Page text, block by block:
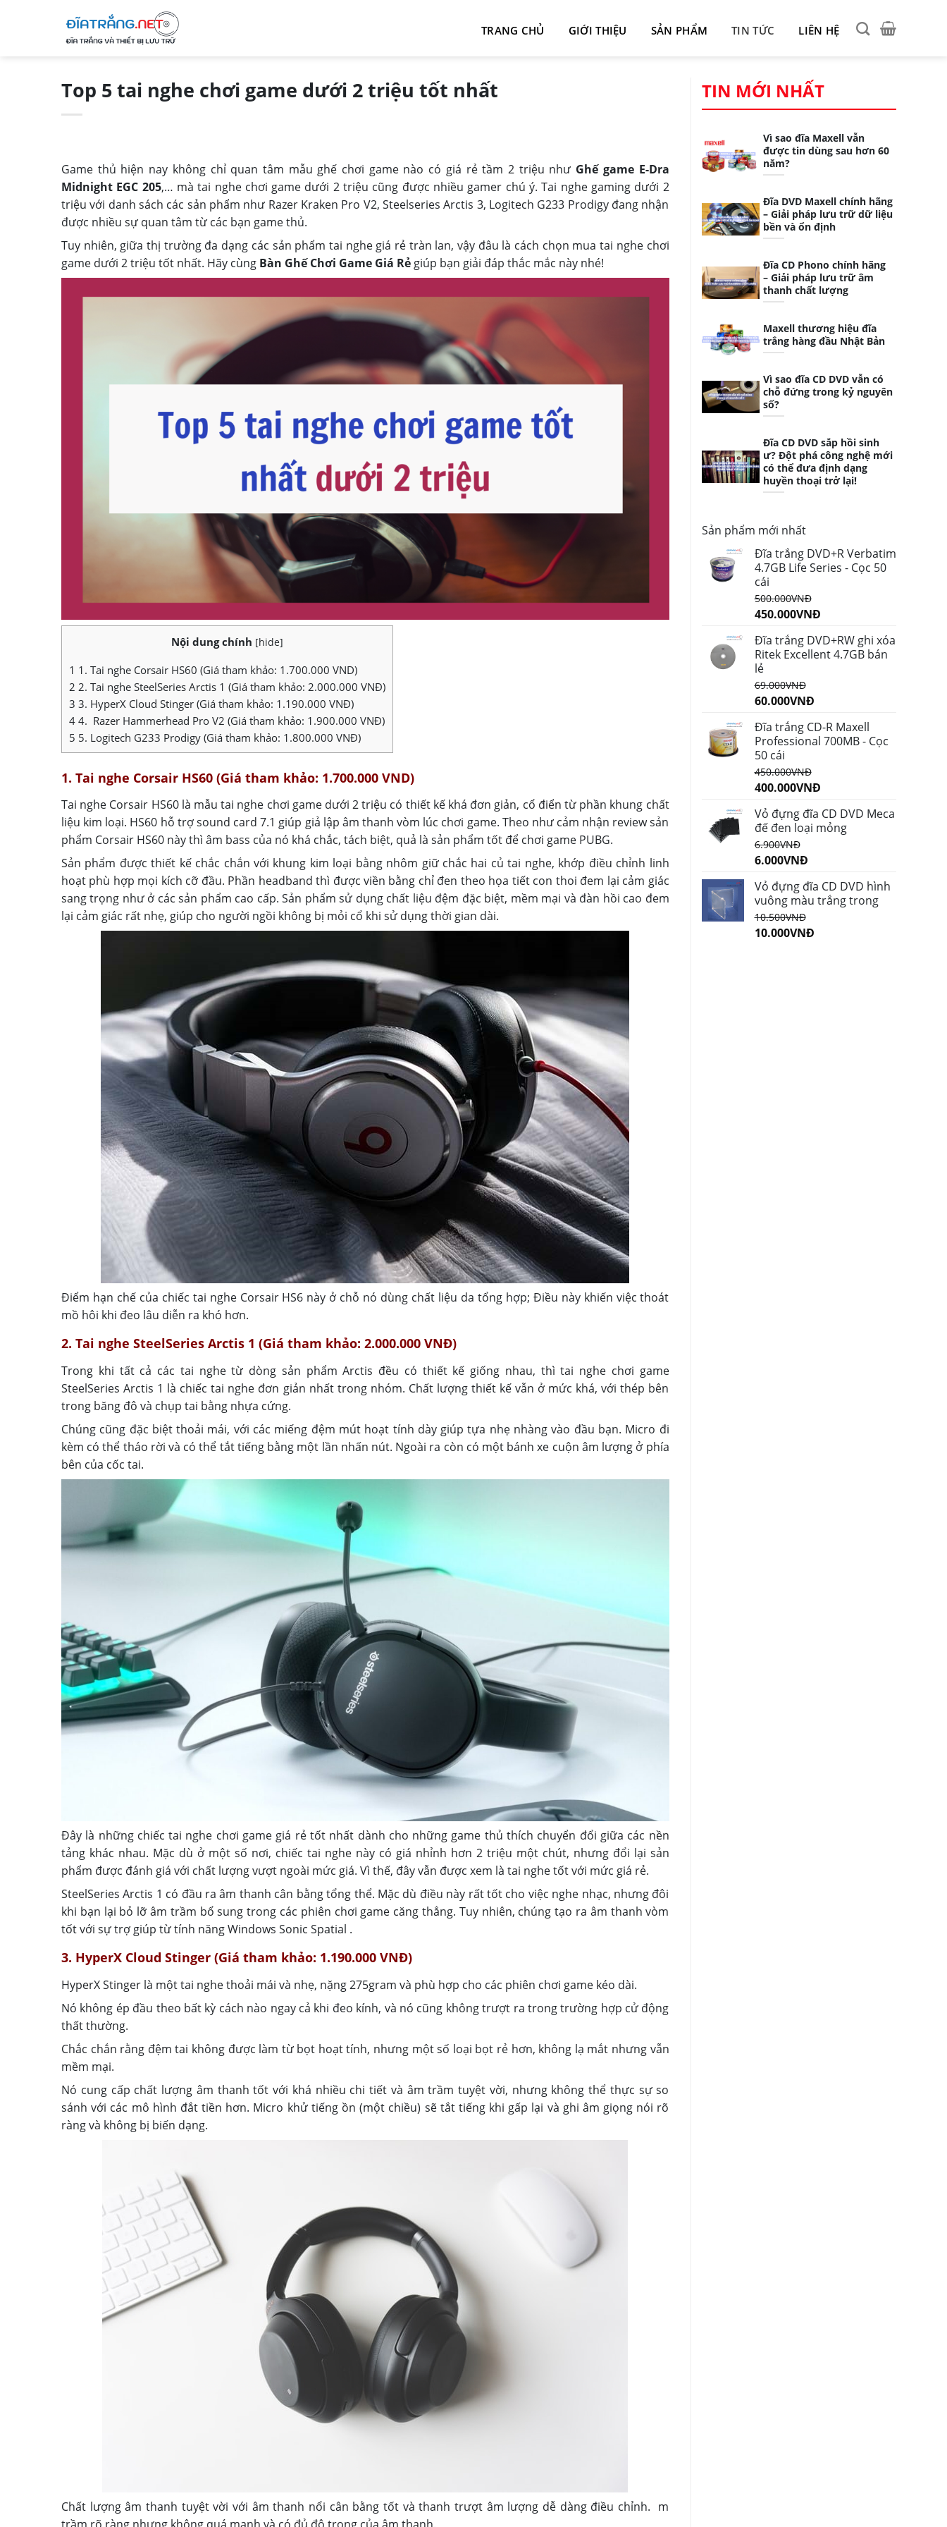
TRANG CHỦ GIỚI THIỆU SẢN PHẨM TIN TỨC LIÊN HỆ
Top 5 tai nghe chơi game dưới 2 triệu tốt nhất
Game thủ hiện nay không chỉ quan tâm mẫu ghế chơi game nào có giá rẻ tầm 2 triệu như Ghế game E-Dra
Midnight EGC 205,… mà tai nghe chơi game dưới 2 triệu cũng được nhiều gamer chú ý. Tai nghe gaming dưới 2
triệu với danh sách các sản phẩm như Razer Kraken Pro V2, Steelseries Arctis 3, Logitech G233 Prodigy đang nhận
được nhiều sự quan tâm từ các bạn game thủ.
Tuy nhiên, giữa thị trường đa dạng các sản phẩm tai nghe giá rẻ tràn lan, vậy đâu là cách chọn mua tai nghe chơi
game dưới 2 triệu tốt nhất. Hãy cùng Bàn Ghế Chơi Game Giá Rẻ giúp bạn giải đáp thắc mắc này nhé!
Nội dung chính [hide]
1 1. Tai nghe Corsair HS60 (Giá tham khảo: 1.700.000 VND)
2 2. Tai nghe SteelSeries Arctis 1 (Giá tham khảo: 2.000.000 VNĐ)
3 3. HyperX Cloud Stinger (Giá tham khảo: 1.190.000 VNĐ)
4 4. Razer Hammerhead Pro V2 (Giá tham khảo: 1.900.000 VNĐ)
5 5. Logitech G233 Prodigy (Giá tham khảo: 1.800.000 VNĐ)
1. Tai nghe Corsair HS60 (Giá tham khảo: 1.700.000 VND)
Tai nghe Corsair HS60 là mẫu tai nghe chơi game dưới 2 triệu có thiết kế khá đơn giản, cổ điển từ phần khung chất
liệu kim loại. HS60 hỗ trợ sound card 7.1 giúp giả lập âm thanh vòm lúc chơi game. Theo như cảm nhận review sản
phẩm Corsair HS60 này thì âm bass của nó khá chắc, tách biệt, quả là sản phẩm tốt để chơi game PUBG.
Sản phẩm được thiết kế chắc chắn với khung kim loại bằng nhôm giữ chắc hai củ tai nghe, khớp điều chỉnh linh
hoạt phù hợp mọi kích cỡ đầu. Phần headband thì được viền bằng chỉ đen theo họa tiết con thoi đem lại cảm giác
sang trọng như ở các sản phẩm cao cấp. Sản phẩm sử dụng chất liệu đệm đặc biệt, mềm mại và đàn hồi cao đem
lại cảm giác rất nhẹ, giúp cho người ngồi không bị mỏi cổ khi sử dụng thời gian dài.
Điểm hạn chế của chiếc tai nghe Corsair HS6 này ở chỗ nó dùng chất liệu da tổng hợp; Điều này khiến việc thoát
mồ hôi khi đeo lâu diễn ra khó hơn.
2. Tai nghe SteelSeries Arctis 1 (Giá tham khảo: 2.000.000 VNĐ)
Trong khi tất cả các tai nghe từ dòng sản phẩm Arctis đều có thiết kế giống nhau, thì tai nghe chơi game
SteelSeries Arctis 1 là chiếc tai nghe đơn giản nhất trong nhóm. Chất lượng thiết kế vẫn ở mức khá, với thép bên
trong băng đô và chụp tai bằng nhựa cứng.
Chúng cũng đặc biệt thoải mái, với các miếng đệm mút hoạt tính dày giúp tựa nhẹ nhàng vào đầu bạn. Micro đi
kèm có thể tháo rời và có thể tắt tiếng bằng một lần nhấn nút. Ngoài ra còn có một bánh xe cuộn âm lượng ở phía
bên của cốc tai.
Đây là những chiếc tai nghe chơi game giá rẻ tốt nhất dành cho những game thủ thích chuyển đổi giữa các nền
tảng khác nhau. Mặc dù ở một số nơi, chiếc tai nghe này có giá nhỉnh hơn 2 triệu một chút, nhưng đổi lại sản
phẩm được đánh giá với chất lượng vượt ngoài mức giá. Vì thế, đây vẫn được xem là tai nghe tốt với mức giá rẻ.
SteelSeries Arctis 1 có đầu ra âm thanh cân bằng tổng thể. Mặc dù điều này rất tốt cho việc nghe nhạc, nhưng đôi
khi bạn lại bỏ lỡ âm trầm bổ sung trong các phiên chơi game căng thẳng. Tuy nhiên, chúng tạo ra âm thanh vòm
tốt với sự trợ giúp từ tính năng Windows Sonic Spatial .
3. HyperX Cloud Stinger (Giá tham khảo: 1.190.000 VNĐ)
HyperX Stinger là một tai nghe thoải mái và nhẹ, nặng 275gram và phù hợp cho các phiên chơi game kéo dài.
Nó không ép đầu theo bất kỳ cách nào ngay cả khi đeo kính, và nó cũng không trượt ra trong trường hợp cử động
thất thường.
Chắc chắn rằng đệm tai không được làm từ bọt hoạt tính, nhưng một số loại bọt rẻ hơn, không lạ mắt nhưng vẫn
mềm mại.
Nó cung cấp chất lượng âm thanh tốt với khá nhiều chi tiết và âm trầm tuyệt vời, nhưng không thể thực sự so
sánh với các mô hình đắt tiền hơn. Micro khử tiếng ồn (một chiều) sẽ tắt tiếng khi gấp lại và ghi âm giọng nói rõ
ràng và không bị biến dạng.
Chất lượng âm thanh tuyệt vời với âm thanh nổi cân bằng tốt và thanh trượt âm lượng dễ dàng điều chỉnh. m
TIN MỚI NHẤT
Vì sao đĩa Maxell vẫn
được tin dùng sau hơn 60
năm?
Đĩa DVD Maxell chính hãng
– Giải pháp lưu trữ dữ liệu
bền và ổn định
Đĩa CD Phono chính hãng
– Giải pháp lưu trữ âm
thanh chất lượng
Maxell thương hiệu đĩa
trắng hàng đầu Nhật Bản
Vì sao đĩa CD DVD vẫn có
chỗ đứng trong kỷ nguyên
số?
Đĩa CD DVD sắp hồi sinh
ư? Đột phá công nghệ mới
có thể đưa định dạng
huyền thoại trở lại!
Sản phẩm mới nhất
Đĩa trắng DVD+R Verbatim
4.7GB Life Series - Cọc 50
cái
500.000VNĐ
450.000VNĐ
Đĩa trắng DVD+RW ghi xóa
Ritek Excellent 4.7GB bán
lẻ
69.000VNĐ
60.000VNĐ
Đĩa trắng CD-R Maxell
Professional 700MB - Cọc
50 cái
450.000VNĐ
400.000VNĐ
Vỏ đựng đĩa CD DVD Meca
đế đen loại mỏng
6.900VNĐ
6.000VNĐ
Vỏ đựng đĩa CD DVD hình
vuông màu trắng trong
10.500VNĐ
10.000VNĐ